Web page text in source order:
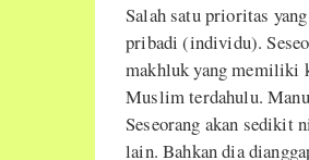
Salah satu prioritas
pribadi (individu).
makhluk yang memiliki
Muslim terdahulu.
Seseorang akan sedikit
lain. Bahkan dia